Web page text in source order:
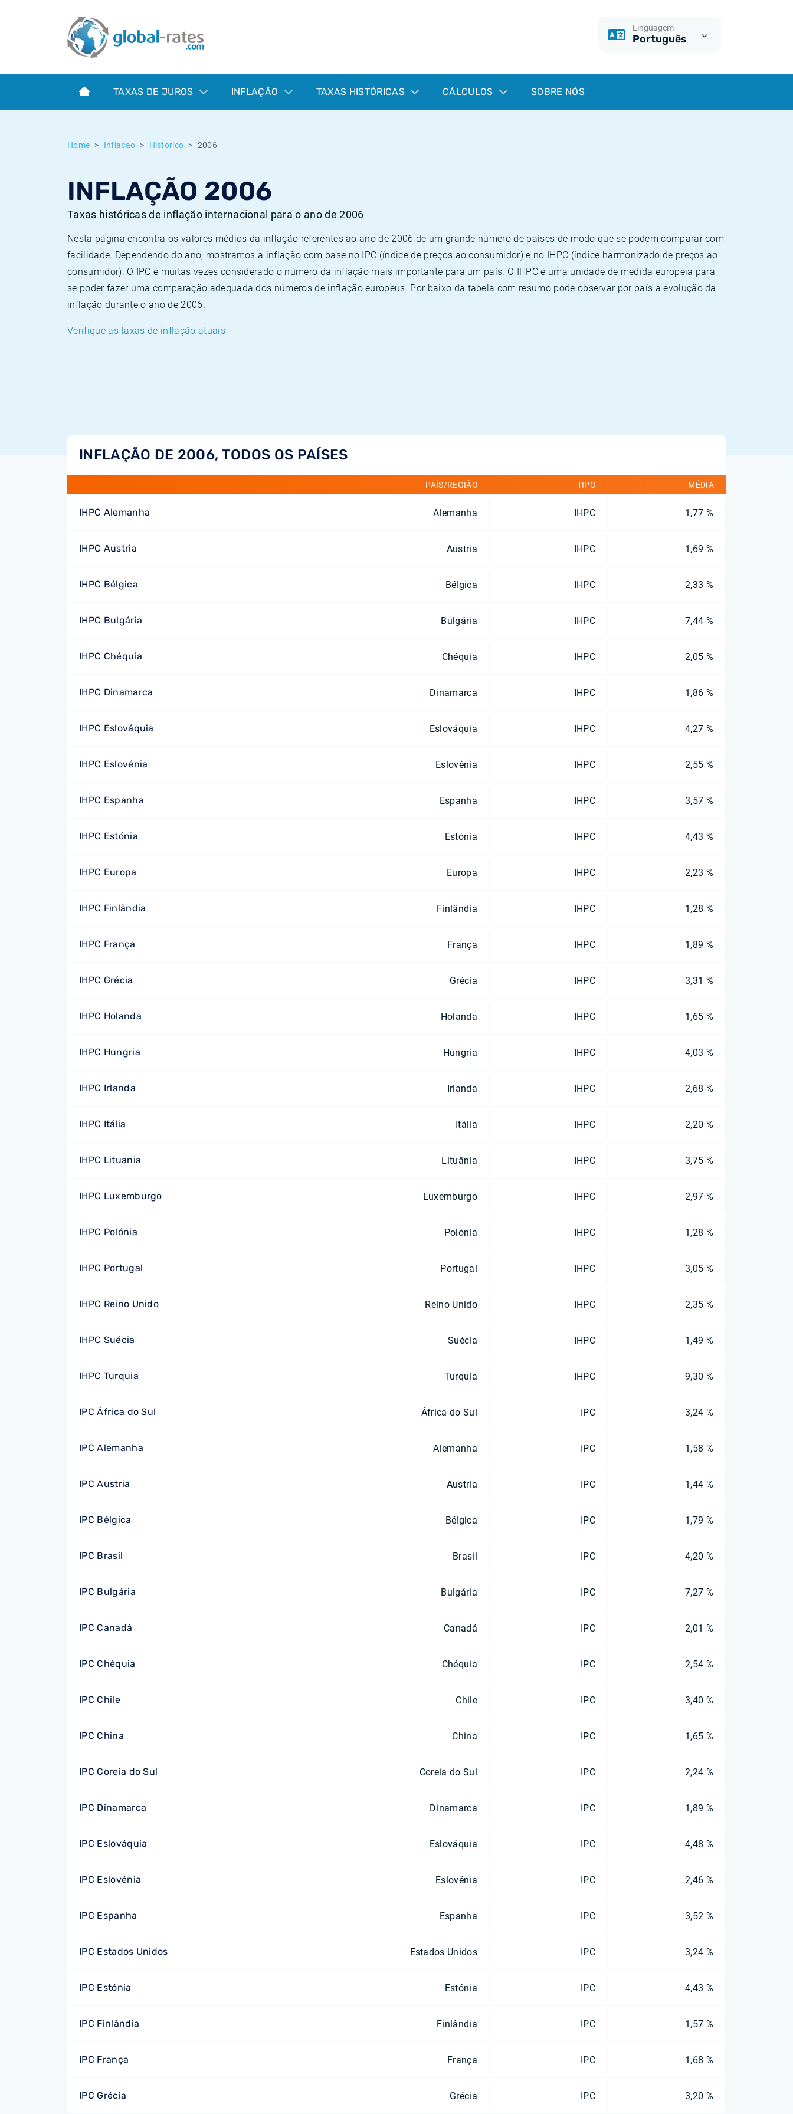
Linguagem
Português
TAXAS DE JUROS INFLAÇÃO TAXAS HISTÓRICAS CÁLCULOS SOBRE NÓS
Home Inflacao Historico 2006
INFLAÇÃO 2006
Taxas históricas de inflação internacional para o ano de 2006
Nesta página encontra os valores médios da inflação referentes ao ano de 2006 de um grande número de países de modo que se podem comparar com
facilidade. Dependendo do ano, mostramos a inflação com base no IPC (índice de preços ao consumidor) e no IHPC (índice harmonizado de preços ao
consumidor). O IPC é muitas vezes considerado o número da inflação mais importante para um país. O IHPC é uma unidade de medida europeia para
se poder fazer uma comparação adequada dos números de inflação europeus. Por baixo da tabela com resumo pode observar por país a evolução da
inflação durante o ano de 2006.
Verifique as taxas de inflação atuais
INFLAÇÃO DE 2006, TODOS OS PAÍSES
PAÍS/REGIÃO TIPO MÉDIA
IHPC Alemanha Alemanha IHPC 1,77 %
IHPC Austria Austria IHPC 1,69 %
IHPC Bélgica Bélgica IHPC 2,33 %
IHPC Bulgária Bulgária IHPC 7,44 %
IHPC Chéquia Chéquia IHPC 2,05 %
IHPC Dinamarca Dinamarca IHPC 1,86 %
IHPC Eslováquia Eslováquia IHPC 4,27 %
IHPC Eslovénia Eslovénia IHPC 2,55 %
IHPC Espanha Espanha IHPC 3,57 %
IHPC Estónia Estónia IHPC 4,43 %
IHPC Europa Europa IHPC 2,23 %
IHPC Finlândia Finlândia IHPC 1,28 %
IHPC França França IHPC 1,89 %
IHPC Grécia Grécia IHPC 3,31 %
IHPC Holanda Holanda IHPC 1,65 %
IHPC Hungria Hungria IHPC 4,03 %
IHPC Irlanda Irlanda IHPC 2,68 %
IHPC Itália Itália IHPC 2,20 %
IHPC Lituania Lituânia IHPC 3,75 %
IHPC Luxemburgo Luxemburgo IHPC 2,97 %
IHPC Polónia Polónia IHPC 1,28 %
IHPC Portugal Portugal IHPC 3,05 %
IHPC Reino Unido Reino Unido IHPC 2,35 %
IHPC Suécia Suécia IHPC 1,49 %
IHPC Turquia Turquia IHPC 9,30 %
IPC África do Sul África do Sul IPC 3,24 %
IPC Alemanha Alemanha IPC 1,58 %
IPC Austria Austria IPC 1,44 %
IPC Bélgica Bélgica IPC 1,79 %
IPC Brasil Brasil IPC 4,20 %
IPC Bulgária Bulgária IPC 7,27 %
IPC Canadá Canadá IPC 2,01 %
IPC Chéquia Chéquia IPC 2,54 %
IPC Chile Chile IPC 3,40 %
IPC China China IPC 1,65 %
IPC Coreia do Sul Coreia do Sul IPC 2,24 %
IPC Dinamarca Dinamarca IPC 1,89 %
IPC Eslováquia Eslováquia IPC 4,48 %
IPC Eslovénia Eslovénia IPC 2,46 %
IPC Espanha Espanha IPC 3,52 %
IPC Estados Unidos Estados Unidos IPC 3,24 %
IPC Estónia Estónia IPC 4,43 %
IPC Finlândia Finlândia IPC 1,57 %
IPC França França IPC 1,68 %
IPC Grécia Grécia IPC 3,20 %
Term SOFR
O que é a inflação do IPC?
O que é a inflação do IHPC?
Taxas Euribor históricas
Taxas ESTER históricas
Taxas de inflação históricas
Calculadora de inflação